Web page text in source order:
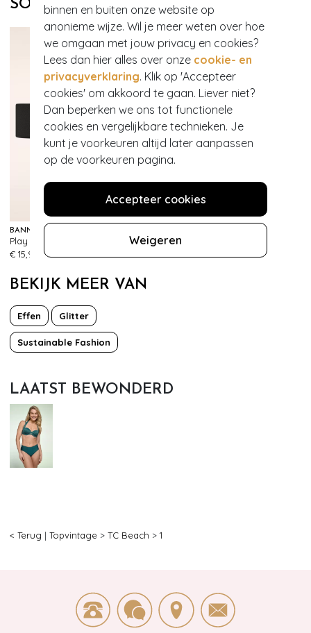
binnen en buiten onze website op
anonieme wijze. Wil je meer weten over hoe
we omgaan met jouw privacy en cookies?
Lees dan hier alles over onze cookie- en
privacyverklaring. Klik op 'Accepteer
cookies' om akkoord te gaan. Liever niet?
Dan beperken we ons tot functionele
cookies en vergelijkbare technieken. Je
kunt je voorkeuren altijd later aanpassen
op de voorkeuren pagina.
Accepteer cookies
Weigeren
SOORTGELIJKE PRODUCTEN
BANNED RETRO
€ 15,95
483
Play It Right riem in rood
BEKIJK MEER VAN
Effen Glitter
Sustainable Fashion
LAATST BEWONDERD
< Terug | Topvintage > TC Beach > 1